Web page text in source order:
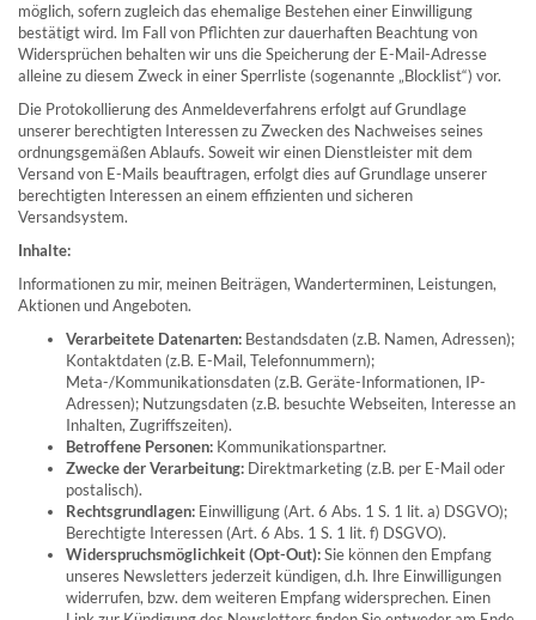
möglich, sofern zugleich das ehemalige Bestehen einer Einwilligung
bestätigt wird. Im Fall von Pflichten zur dauerhaften Beachtung von
Widersprüchen behalten wir uns die Speicherung der E-Mail-Adresse
alleine zu diesem Zweck in einer Sperrliste (sogenannte „Blocklist“) vor.
Die Protokollierung des Anmeldeverfahrens erfolgt auf Grundlage
unserer berechtigten Interessen zu Zwecken des Nachweises seines
ordnungsgemäßen Ablaufs. Soweit wir einen Dienstleister mit dem
Versand von E-Mails beauftragen, erfolgt dies auf Grundlage unserer
berechtigten Interessen an einem effizienten und sicheren
Versandsystem.
Inhalte:
Informationen zu mir, meinen Beiträgen, Wanderterminen, Leistungen,
Aktionen und Angeboten.
Verarbeitete Datenarten: Bestandsdaten (z.B. Namen, Adressen);
Kontaktdaten (z.B. E-Mail, Telefonnummern);
Meta-/Kommunikationsdaten (z.B. Geräte-Informationen, IP-
Adressen); Nutzungsdaten (z.B. besuchte Webseiten, Interesse an
Inhalten, Zugriffszeiten).
Betroffene Personen: Kommunikationspartner.
Zwecke der Verarbeitung: Direktmarketing (z.B. per E-Mail oder
postalisch).
Rechtsgrundlagen: Einwilligung (Art. 6 Abs. 1 S. 1 lit. a) DSGVO);
Berechtigte Interessen (Art. 6 Abs. 1 S. 1 lit. f) DSGVO).
Widerspruchsmöglichkeit (Opt-Out):Sie können den Empfang
unseres Newsletters jederzeit kündigen, d.h. Ihre Einwilligungen
widerrufen, bzw. dem weiteren Empfang widersprechen. Einen